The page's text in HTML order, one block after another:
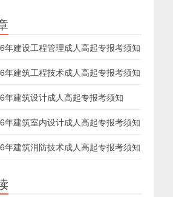
年建设工程管理成人高起专报考须知
年建筑工程技术成人高起专报考须知
年建筑设计成人高起专报考须知
年建筑室内设计成人高起专报考须知
年建筑消防技术成人高起专报考须知